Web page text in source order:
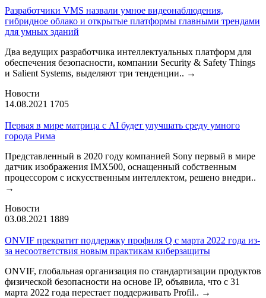
Разработчики VMS назвали умное видеонаблюдения,
гибридное облако и открытые платформы главными трендами
для умных зданий
Два ведущих разработчика интеллектуальных платформ для
обеспечения безопасности, компании Security & Safety Things
и Salient Systems, выделяют три тенденции.. →
Новости
14.08.2021 1705
Первая в мире матрица с AI будет улучшать среду умного
города Рима
Представленный в 2020 году компанией Sony первый в мире
датчик изображения IMX500, оснащенный собственным
процессором с искусственным интеллектом, решено внедри..
→
Новости
03.08.2021 1889
ONVIF прекратит поддержку профиля Q с марта 2022 года из-
за несоответствия новым практикам киберзащиты
ONVIF, глобальная организация по стандартизации продуктов
физической безопасности на основе IP, объявила, что с 31
марта 2022 года перестает поддерживать Profil.. →